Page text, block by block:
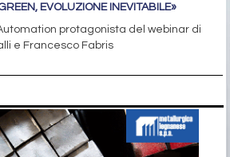
EVOLUZIONE INEVITABILE»
protagonista del webinar di
e Francesco Fabris